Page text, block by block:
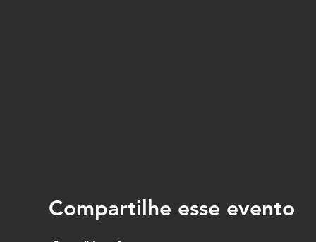
Compartilhe esse evento